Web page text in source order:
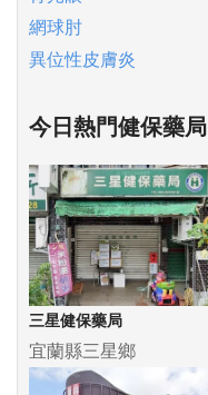
網球肘
異位性皮膚炎
今日熱門健保藥局
三星健保藥局
宜蘭縣三星鄉